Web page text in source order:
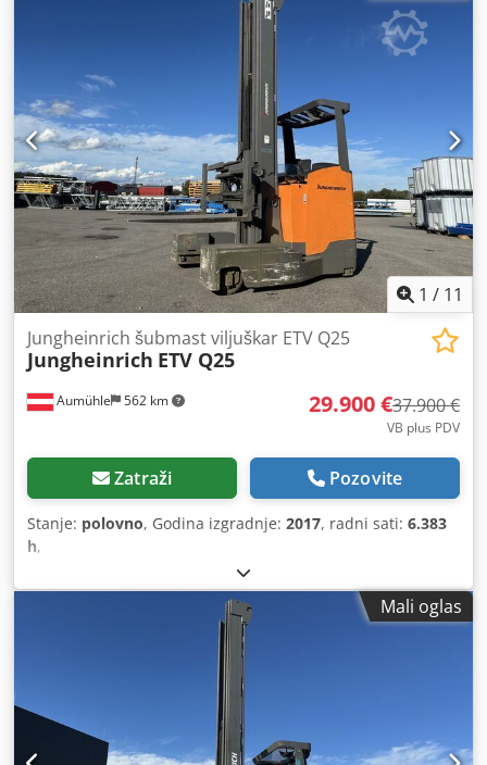
, napon baterije:48 V , stanje guma:99
3.324 kg , ukupna visina:6.800
Oznaka CE, UVV sigurnosna provjera, bočni
pomak, podesivi kran, potpuna servisna povijest,
viljuške za palete, zaštitnik za glavu,
1 / 11
Aumühle 562 km
Jungheinrich šubmast viljuškar ETV Q25
Jungheinrich ETV Q25
29.900 €37.900 €
VB plus PDV
Zatraži Pozovite
Stanje: polovno, Godina izgradnje: 2017, radni sati: 6.383
h,
Mali oglas